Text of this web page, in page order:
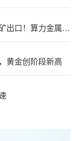
刚果（金）宣布禁止铜精矿出口！算力金属影响多大？
黄金创阶段新高